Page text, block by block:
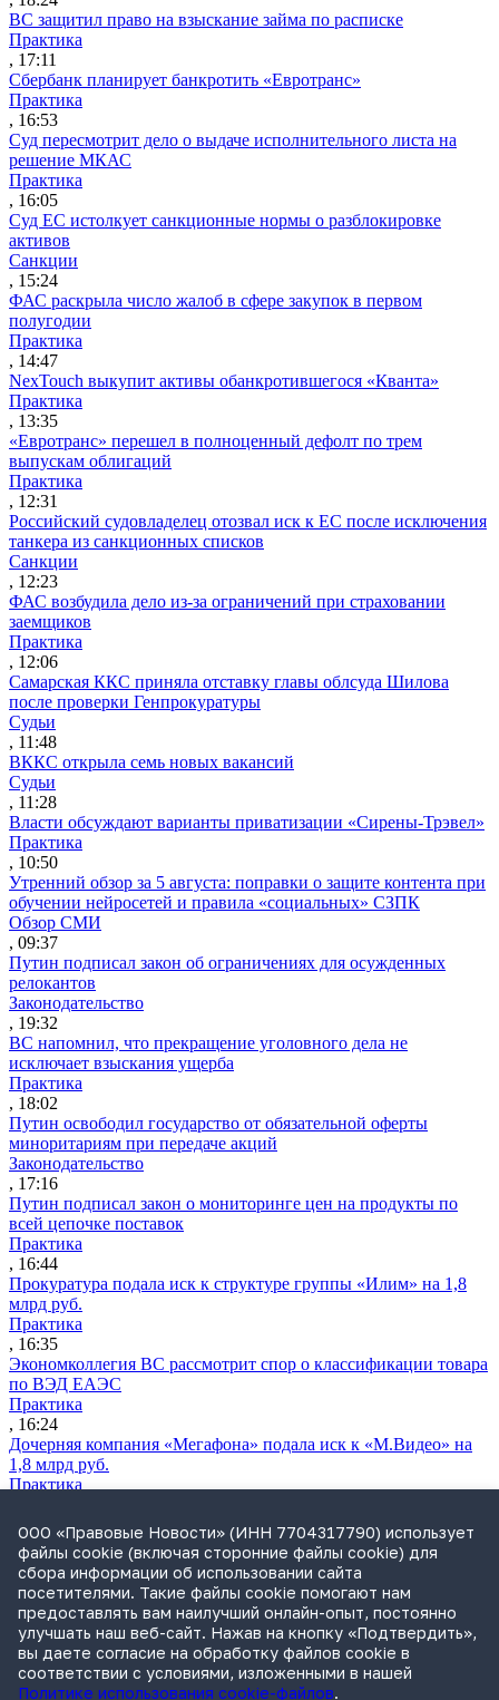
ВС защитил право на взыскание займа по расписке
Практика
, 17:11
Сбербанк планирует банкротить «Евротранс»
Практика
, 16:53
Суд пересмотрит дело о выдаче исполнительного листа на
решение МКАС
Практика
, 16:05
Суд ЕС истолкует санкционные нормы о разблокировке
активов
Санкции
, 15:24
ФАС раскрыла число жалоб в сфере закупок в первом
полугодии
Практика
, 14:47
NexTouch выкупит активы обанкротившегося «Кванта»
Практика
, 13:35
«Евротранс» перешел в полноценный дефолт по трем
выпускам облигаций
Практика
, 12:31
Российский судовладелец отозвал иск к ЕС после исключения
танкера из санкционных списков
Санкции
, 12:23
ФАС возбудила дело из-за ограничений при страховании
заемщиков
Практика
, 12:06
Самарская ККС приняла отставку главы облсуда Шилова
после проверки Генпрокуратуры
Судьи
, 11:48
ВККС открыла семь новых вакансий
Судьи
, 11:28
Власти обсуждают варианты приватизации «Сирены-Трэвел»
Практика
, 10:50
Утренний обзор за 5 августа: поправки о защите контента при
обучении нейросетей и правила «социальных» СЗПК
Обзор СМИ
, 09:37
Путин подписал закон об ограничениях для осужденных
релокантов
Законодательство
, 19:32
ВС напомнил, что прекращение уголовного дела не
исключает взыскания ущерба
Практика
, 18:02
Путин освободил государство от обязательной оферты
миноритариям при передаче акций
Законодательство
, 17:16
Путин подписал закон о мониторинге цен на продукты по
всей цепочке поставок
Практика
, 16:44
Прокуратура подала иск к структуре группы «Илим» на 1,8
млрд руб.
Практика
, 16:35
Экономколлегия ВС рассмотрит спор о классификации товара
по ВЭД ЕАЭС
Практика
, 16:24
Дочерняя компания «Мегафона» подала иск к «М.Видео» на
1,8 млрд руб.
Практика
СИП проверит отмену патента на систему управления
устройствами после возражений «Яндекса»
Практика
, 15:17
Суды 10 стран рассматривают иски российской «дочки»
Google о возврате дивидендов
Международная практика
, 14:09
ООО «Правовые Новости» (ИНН 7704317790) использует
файлы cookie (включая сторонние файлы cookie) для
сбора информации об использовании сайта
посетителями. Такие файлы cookie помогают нам
предоставлять вам наилучший онлайн-опыт, постоянно
улучшать наш веб-сайт. Нажав на кнопку «Подтвердить»,
вы даете согласие на обработку файлов cookie в
соответствии с условиями, изложенными в нашей
Политике использования cookie-файлов.